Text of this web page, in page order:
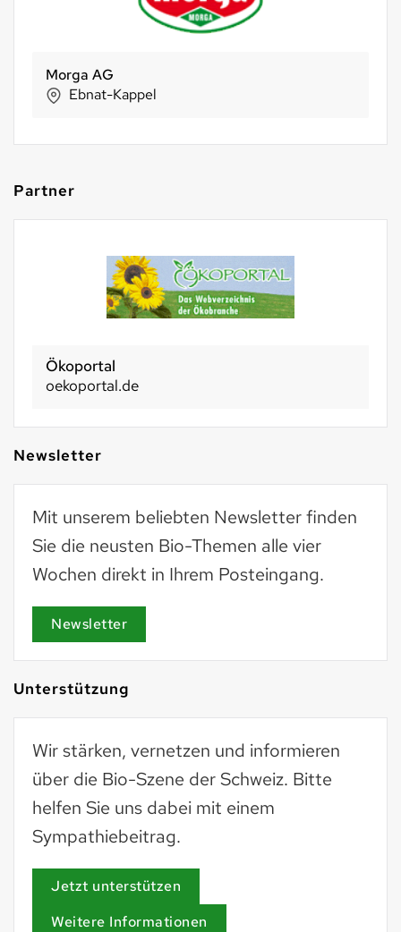
Morga AG
Ebnat-Kappel
Partner
Basel 2030
basel2030.ch
Newsletter
Mit unserem beliebten Newsletter finden
Sie die neusten Bio-Themen alle vier
Wochen direkt in Ihrem Posteingang.
Newsletter
Unterstützung
Wir stärken, vernetzen und informieren
über die Bio-Szene der Schweiz. Bitte
helfen Sie uns dabei mit einem
Sympathiebeitrag.
Jetzt unterstützen
Weitere Informationen